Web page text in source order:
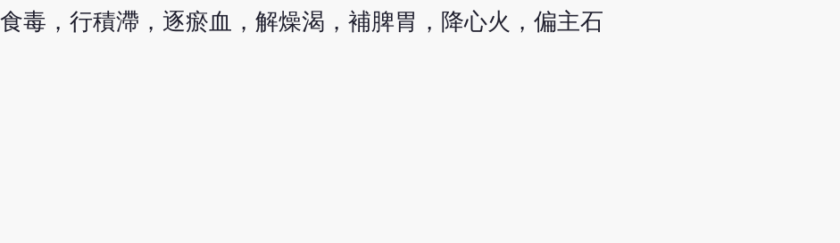
毒，行積滯，逐瘀血，解燥渴，補脾胃，降心火，偏主石